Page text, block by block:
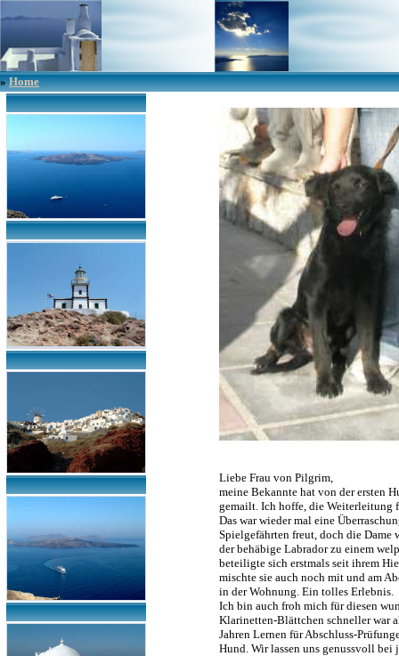
»Home
Liebe Frau von Pilgrim,
meine Bekannte hat von der ersten
gemailt. Ich hoffe, die
Das war wieder mal eine
Spielgefährten freut, doch die Dame
der behäbige Labrador zu einem
beteiligte sich erstmals seit ihrem
mischte sie auch noch mit und am
in der Wohnung. Ein tolles Erlebnis.
Ich bin auch froh mich für diesen
Klarinetten-Blättchen schneller war
Jahren Lernen für Abschluss-
Hund. Wir lassen uns genussvoll bei